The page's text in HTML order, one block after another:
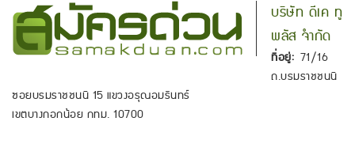
บริษัท ดีเค ทู
พลัส จำกัด
ที่อยู่: 71/16
ถ.บรมราชชนนี
ซอยบรมราชชนนี 15 แขวงอรุณอมรินทร์
เขตบางกอกน้อย กทม. 10700